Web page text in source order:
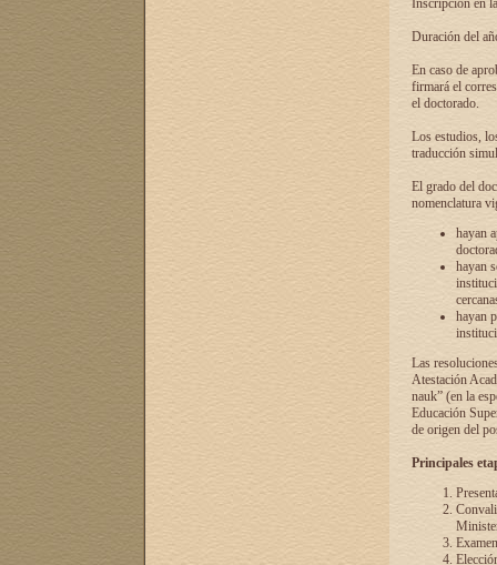
Inscripción en
Duración del
En caso de
firmará el
el doctorado.
Los estudios,
traducción
El grado del
nomenclatura
hayan
hayan
hayan
Las
Atestación
nauk” (en la
Educación
de origen del
Principales